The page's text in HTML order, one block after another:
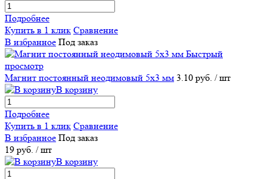
Подробнее
Купить в 1 клик Сравнение
В избранное Под заказ
Быстрый
просмотр
Магнит постоянный неодимовый 5х3 мм 3.10 руб. / шт
В корзину
Подробнее
Купить в 1 клик Сравнение
В избранное Под заказ
19 руб. / шт
В корзину